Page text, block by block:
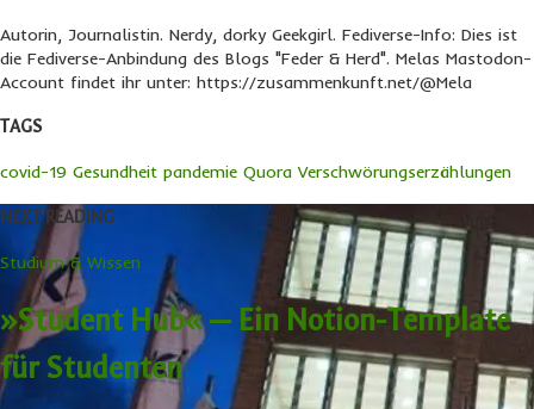
Autorin, Journalistin. Nerdy, dorky Geekgirl. Fediverse-Info: Dies ist
die Fediverse-Anbindung des Blogs "Feder & Herd". Melas Mastodon-
Account findet ihr unter: https://zusammenkunft.net/@Mela
TAGS
covid-19 Gesundheit pandemie Quora Verschwörungserzählungen
NEXT READING
Studium & Wissen
»Student Hub« — Ein Notion-Template
für Studenten